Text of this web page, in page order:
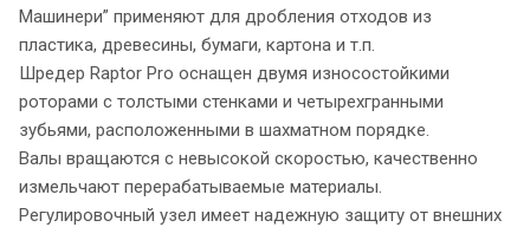
Машинери” применяют для дробления отходов из
пластика, древесины, бумаги, картона и т.п.
Шредер Raptor Pro оснащен двумя износостойкими
роторами с толстыми стенками и четырехгранными
зубьями, расположенными в шахматном порядке.
Валы вращаются с невысокой скоростью, качественно
измельчают перерабатываемые материалы.
Регулировочный узел имеет надежную защиту от внешних